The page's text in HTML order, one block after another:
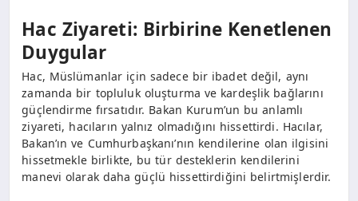
Hac Ziyareti: Birbirine Kenetlenen
Duygular
Hac, Müslümanlar için sadece bir ibadet değil, aynı
zamanda bir topluluk oluşturma ve kardeşlik bağlarını
güçlendirme fırsatıdır. Bakan Kurum’un bu anlamlı
ziyareti, hacıların yalnız olmadığını hissettirdi. Hacılar,
Bakan’ın ve Cumhurbaşkanı’nın kendilerine olan ilgisini
hissetmekle birlikte, bu tür desteklerin kendilerini
manevi olarak daha güçlü hissettirdiğini belirtmişlerdir.